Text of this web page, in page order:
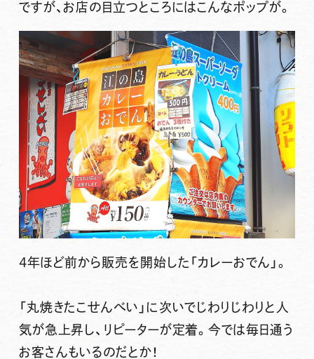
ですが、お店の目立つところにはこんなポップが。
4年ほど前から販売を開始した「カレーおでん」。
「丸焼きたこせんべい」に次いでじわりじわりと人
気が急上昇し、リピーターが定着。今では毎日通う
お客さんもいるのだとか！